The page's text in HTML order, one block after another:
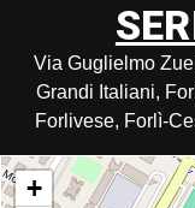
Via Guglielmo
Grandi Italiani,
Forlivese, Forlì-
+